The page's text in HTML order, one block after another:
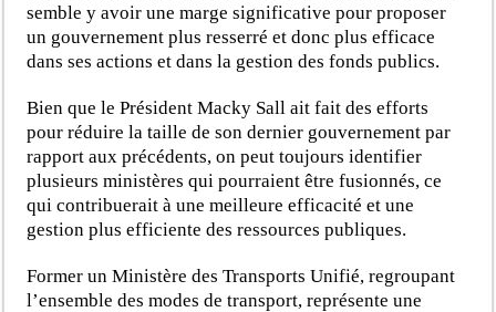
semble y avoir une marge significative pour proposer
un gouvernement plus resserré et donc plus efficace
dans ses actions et dans la gestion des fonds publics.
Bien que le Président Macky Sall ait fait des efforts
pour réduire la taille de son dernier gouvernement par
rapport aux précédents, on peut toujours identifier
plusieurs ministères qui pourraient être fusionnés, ce
qui contribuerait à une meilleure efficacité et une
gestion plus efficiente des ressources publiques.
Former un Ministère des Transports Unifié, regroupant
l’ensemble des modes de transport, représente une